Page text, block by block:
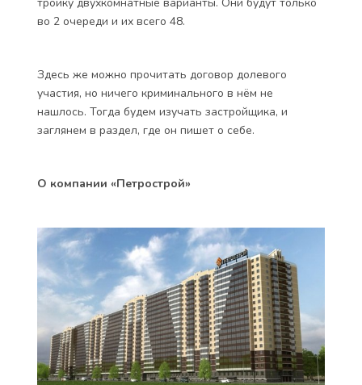
во 2 очереди и их всего 48.
Здесь же можно прочитать договор долевого
участия, но ничего криминального в нём не
нашлось. Тогда будем изучать застройщика, и
заглянем в раздел, где он пишет о себе.
О компании «Петрострой»